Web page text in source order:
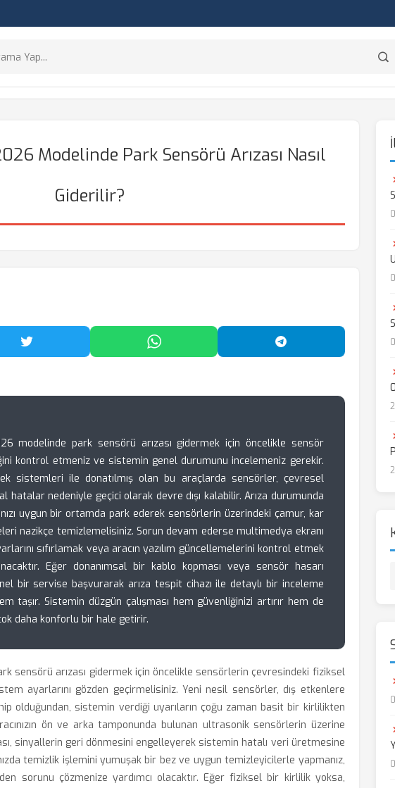
Modelinde Park Sensörü Arızası Nasıl
Giderilir?
Twitter'da Paylaş WhatsApp'ta Paylaş Telegram'da Paylaş
modelinde park sensörü arızası gidermek için öncelikle sensör
kontrol etmeniz ve sistemin genel durumunu incelemeniz gerekir.
sistemleri ile donatılmış olan bu araçlarda sensörler, çevresel
hatalar nedeniyle geçici olarak devre dışı kalabilir. Arıza durumunda
uygun bir ortamda park ederek sensörlerin üzerindeki çamur, kar
nazikçe temizlemelisiniz. Sorun devam ederse multimedya ekranı
sıfırlamak veya aracın yazılım güncellemelerini kontrol etmek
Eğer donanımsal bir kablo kopması veya sensör hasarı
bir servise başvurarak arıza tespit cihazı ile detaylı bir inceleme
taşır. Sistemin düzgün çalışması hem güvenliğinizi artırır hem de
daha konforlu bir hale getirir.
sensörü arızası gidermek için öncelikle sensörlerin çevresindeki fiziksel
ayarlarını gözden geçirmelisiniz. Yeni nesil sensörler, dış etkenlere
olduğundan, sistemin verdiği uyarıların çoğu zaman basit bir kirlilikten
Aracınızın ön ve arka tamponunda bulunan ultrasonik sensörlerin üzerine
sinyallerin geri dönmesini engelleyerek sistemin hatalı veri üretmesine
temizlik işlemini yumuşak bir bez ve uygun temizleyicilerle yapmanız,
sorunu çözmenize yardımcı olacaktır. Eğer fiziksel bir kirlilik yoksa,